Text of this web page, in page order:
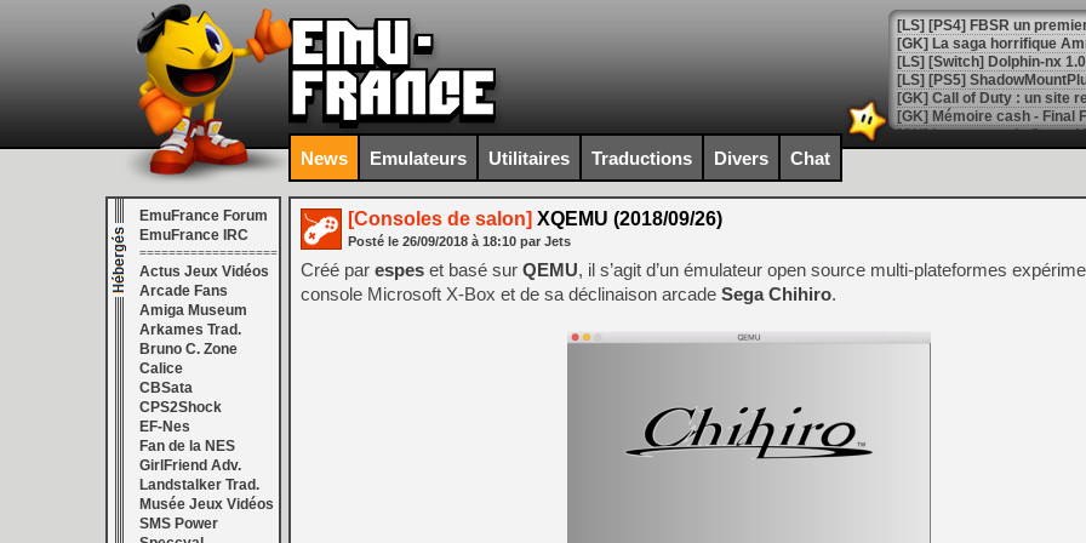
[GK] La saga horrifique
[GK] Le portage de Super
[Mo5] Le jeu de course
[GK] Guillermo del Toro
[GK] Mistfall Hunter : déjà
[GK] Wo Long 2 évolue
[GK] Crossfire : un TPS à
[LS] [PS5] Premiers
[Mo5] DOOM arrive en
[GK] Bethesda fête les 30
[GK] Roblox : l'action en
[GK] Agenda - GeForce
News Emulateurs Utilitaires Traductions Divers Chat
EmuFrance Forum
EmuFrance IRC
===================
Actus Jeux Vidéos
Arcade Fans
Amiga Museum
Arkames Trad.
Bruno C. Zone
Calice
CBSata
CPS2Shock
EF-Nes
Fan de la NES
GirlFriend Adv.
Landstalker Trad.
Musée Jeux Vidéos
SMS Power
[Consoles de salon] XQEMU (2018/09/26)
Posté le 26/09/2018 à 18:10 par Jets
Créé par espes et basé sur QEMU, il s’agit d’un émulateur open source multi-plateformes
console Microsoft X-Box et de sa déclinaison arcade Sega Chihiro.